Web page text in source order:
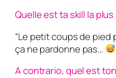
Quelle est ta skill la
“Le petit coups de pied
ça ne pardonne pas…
A contrario, quel est